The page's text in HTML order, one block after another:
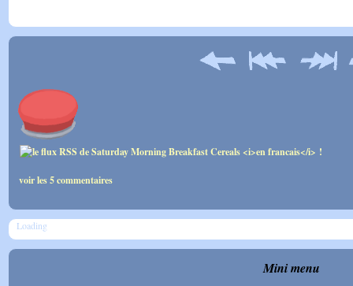
voir les 5 commentaires
Loading
Mini menu